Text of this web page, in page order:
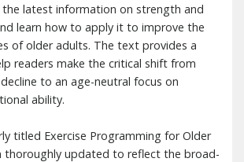
the latest information on strength and
learn how to apply it to improve the
of older adults. The text provides a
readers make the critical shift from
to an age-neutral focus on
ability.
titled Exercise Programming for Older
thoroughly updated to reflect the broad-